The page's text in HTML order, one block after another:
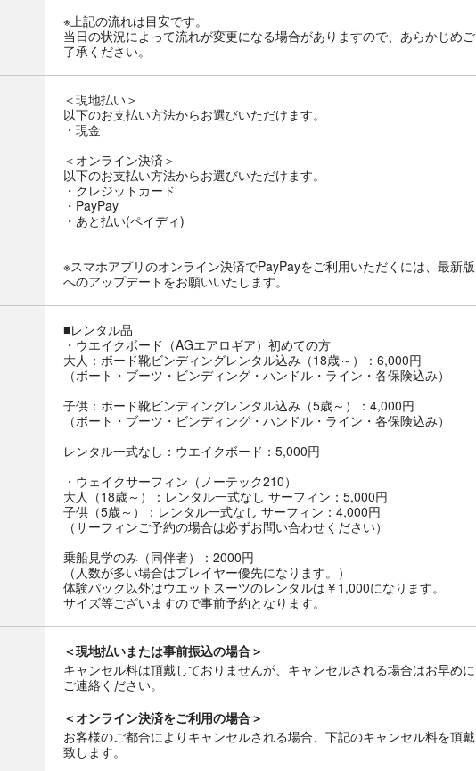
※上記の流れは目安です。
当日の状況によって流れが変更になる場合がありますので、あらかじめご
了承ください。
＜現地払い＞
以下のお支払い方法からお選びいただけます。
・現金
＜オンライン決済＞
以下のお支払い方法からお選びいただけます。
・クレジットカード
・PayPay
・あと払い(ペイディ)
※スマホアプリのオンライン決済でPayPayをご利用いただくには、最新版
へのアップデートをお願いいたします。
■レンタル品
・ウエイクボード（AGエアロギア）初めての方
大人：ボード靴ビンディングレンタル込み（18歳～）：6,000円
（ボート・ブーツ・ビンディング・ハンドル・ライン・各保険込み）
子供：ボード靴ビンディングレンタル込み（5歳～）：4,000円
（ボート・ブーツ・ビンディング・ハンドル・ライン・各保険込み）
レンタル一式なし：ウエイクボード：5,000円
・ウェイクサーフィン（ノーテック210）
大人（18歳～）：レンタル一式なし サーフィン：5,000円
子供（5歳～）：レンタル一式なし サーフィン：4,000円
（サーフィンご予約の場合は必ずお問い合わせください）
乗船見学のみ（同伴者）：2000円
（人数が多い場合はプレイヤー優先になります。）
体験パック以外はウエットスーツのレンタルは￥1,000になります。
サイズ等ございますので事前予約となります。
＜現地払いまたは事前振込の場合＞
キャンセル料は頂戴しておりませんが、キャンセルされる場合はお早めに
ご連絡ください。
＜オンライン決済をご利用の場合＞
お客様のご都合によりキャンセルされる場合、下記のキャンセル料を頂戴
致します。